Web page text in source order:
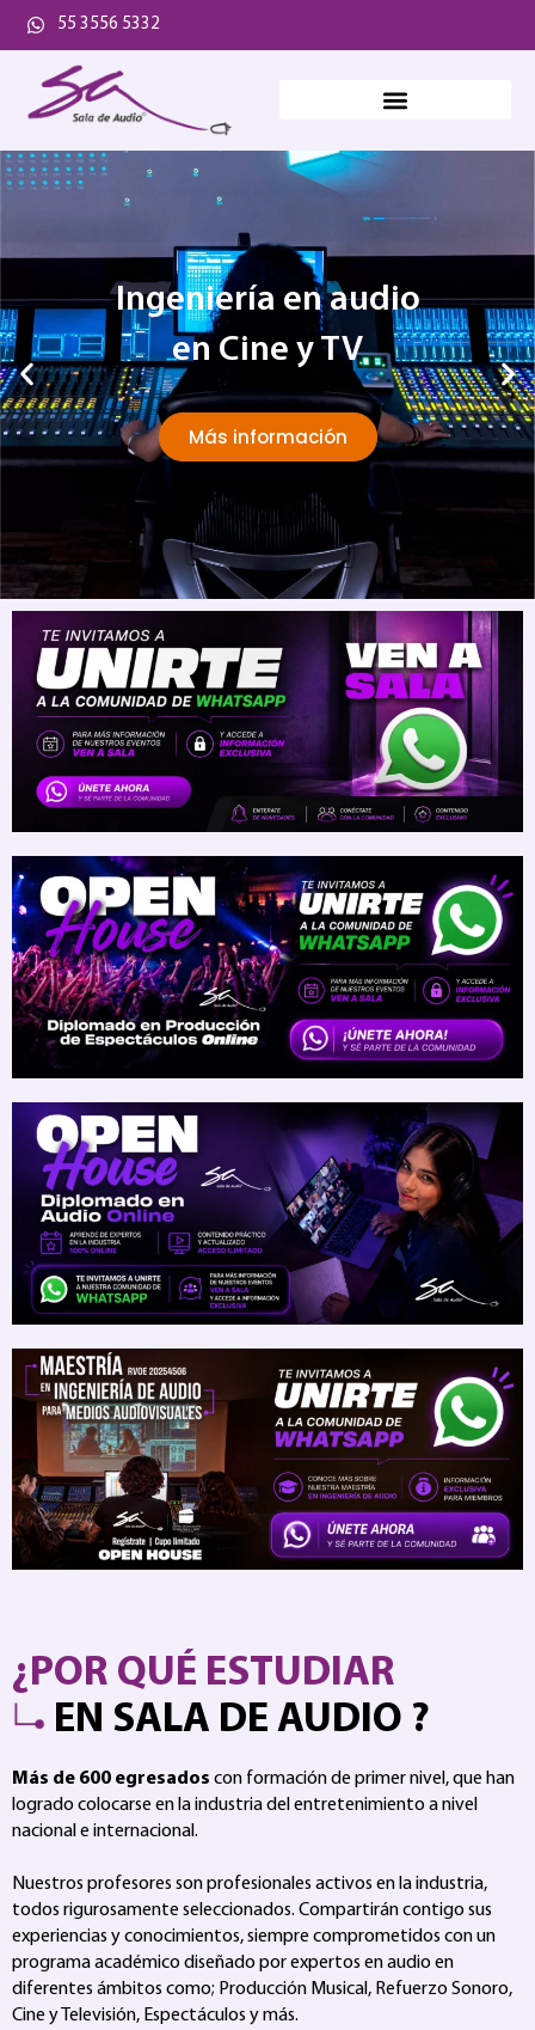
55 3556 5332
Ingeniería en audio
en Cine y TV
Más información
¿POR QUÉ ESTUDIAR
EN SALA DE AUDIO ?
Más de 600 egresados con formación de primer nivel, que han
logrado colocarse en la industria del entretenimiento a nivel
nacional e internacional.
Nuestros profesores son profesionales activos en la industria,
todos rigurosamente seleccionados. Compartirán contigo sus
experiencias y conocimientos, siempre comprometidos con un
programa académico diseñado por expertos en audio en
diferentes ámbitos como; Producción Musical, Refuerzo Sonoro,
Cine y Televisión, Espectáculos y más.